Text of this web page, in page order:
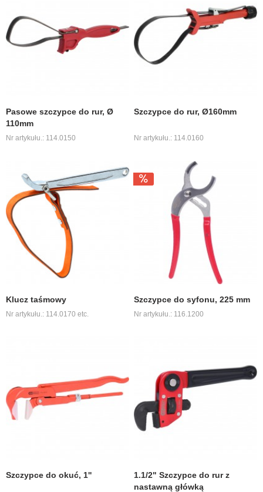
Pasowe szczypce do rur, Ø
110mm
Nr artykułu.: 114.0150
Szczypce do rur, Ø160mm
Nr artykułu.: 114.0160
Klucz taśmowy
Nr artykułu.: 114.0170 etc.
Szczypce do syfonu, 225 mm
Nr artykułu.: 116.1200
Szczypce do okuć, 1''
1.1/2" Szczypce do rur z
nastawną główką